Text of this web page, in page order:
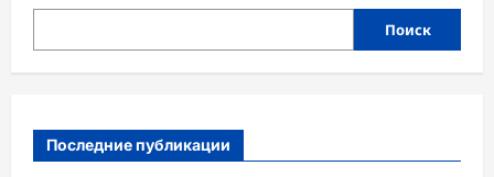
Поиск
Последние публикации